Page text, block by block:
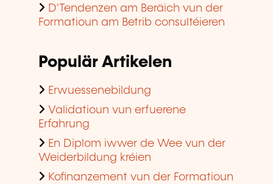
D'Tendenzen am Beräich vun der
Formatioun am Betrib consultéieren
Populär Artikelen
Erwuessenebildung
Validatioun vun erfuerene
Erfahrung
En Diplom iwwer de Wee vun der
Weiderbildung kréien
Kofinanzement vun der Formatioun